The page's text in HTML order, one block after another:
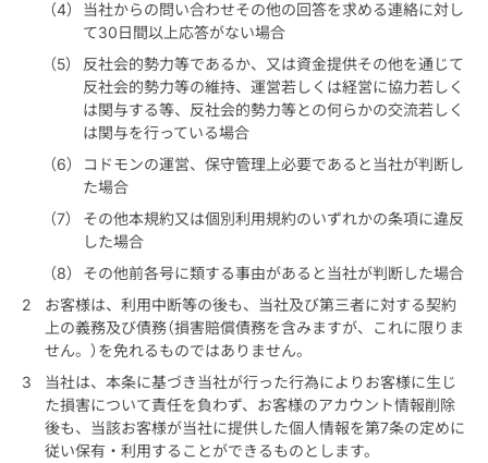
当社からの問い合わせその他の回答を求める連絡に対し
て30日間以上応答がない場合
反社会的勢力等であるか、又は資金提供その他を通じて
反社会的勢力等の維持、運営若しくは経営に協力若しく
は関与する等、反社会的勢力等との何らかの交流若しく
は関与を行っている場合
コドモンの運営、保守管理上必要であると当社が判断し
た場合
その他本規約又は個別利用規約のいずれかの条項に違反
した場合
その他前各号に類する事由があると当社が判断した場合
お客様は、利用中断等の後も、当社及び第三者に対する契約
上の義務及び債務（損害賠償債務を含みますが、これに限りま
せん。）を免れるものではありません。
当社は、本条に基づき当社が行った行為によりお客様に生じ
た損害について責任を負わず、お客様のアカウント情報削除
後も、当該お客様が当社に提供した個人情報を第7条の定めに
従い保有・利用することができるものとします。